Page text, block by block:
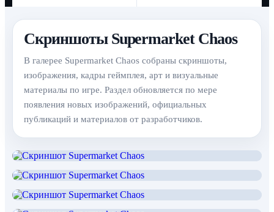
Скриншоты Supermarket Chaos
В галерее Supermarket Chaos собраны скриншоты,
изображения, кадры геймплея, арт и визуальные
материалы по игре. Раздел обновляется по мере
появления новых изображений, официальных
публикаций и материалов от разработчиков.